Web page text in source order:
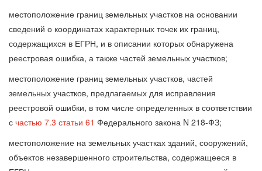
местоположение границ земельных участков на основании
сведений о координатах характерных точек их границ,
содержащихся в ЕГРН, и в описании которых обнаружена
реестровая ошибка, а также частей земельных участков;
местоположение границ земельных участков, частей
земельных участков, предлагаемых для исправления
реестровой ошибки, в том числе определенных в соответствии
с частью 7.3 статьи 61 Федерального закона N 218-ФЗ;
местоположение на земельных участках зданий, сооружений,
объектов незавершенного строительства, содержащееся в